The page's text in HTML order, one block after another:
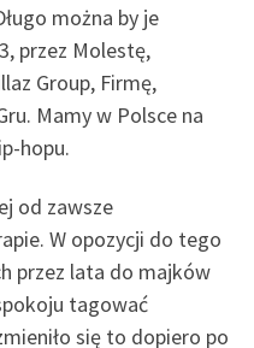
można by je
przez Molestę,
Group, Firmę,
Mamy w Polsce na
hopu.
od zawsze
W opozycji do tego
przez lata do majków
tagować
się to dopiero po